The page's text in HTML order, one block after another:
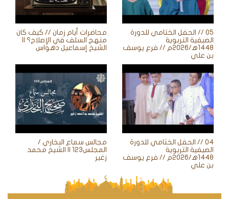
محاضرات أيام زمان // كيف كان
منهج السلف في الإصلاح؟ ||
الشيخ إسماعيل دهواس
05 // الحفل الختامي للدورة
الصيفية التربوية
1448ه‍/2026م // فرع يوسف
بن علي
مجالس سماع البخاري /
المجلس123 || الشيخ محمد
زغير
04 // الحفل الختامي للدورة
الصيفية التربوية
1448ه‍/2026م // فرع يوسف
بن علي